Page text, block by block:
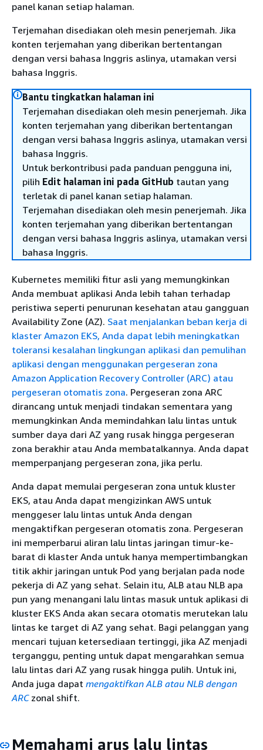
panel kanan setiap halaman.
Terjemahan disediakan oleh mesin penerjemah. Jika
konten terjemahan yang diberikan bertentangan
dengan versi bahasa Inggris aslinya, utamakan versi
bahasa Inggris.
Bantu tingkatkan halaman ini
Terjemahan disediakan oleh mesin penerjemah. Jika
konten terjemahan yang diberikan bertentangan
dengan versi bahasa Inggris aslinya, utamakan versi
bahasa Inggris.
Untuk berkontribusi pada panduan pengguna ini,
pilih Edit halaman ini pada GitHub tautan yang
terletak di panel kanan setiap halaman.
Terjemahan disediakan oleh mesin penerjemah. Jika
konten terjemahan yang diberikan bertentangan
dengan versi bahasa Inggris aslinya, utamakan versi
bahasa Inggris.
Kubernetes memiliki fitur asli yang memungkinkan
Anda membuat aplikasi Anda lebih tahan terhadap
peristiwa seperti penurunan kesehatan atau gangguan
Availability Zone (AZ). Saat menjalankan beban kerja di
klaster Amazon EKS, Anda dapat lebih meningkatkan
toleransi kesalahan lingkungan aplikasi dan pemulihan
aplikasi dengan menggunakan pergeseran zona
Amazon Application Recovery Controller (ARC) atau
pergeseran otomatis zona. Pergeseran zona ARC
dirancang untuk menjadi tindakan sementara yang
memungkinkan Anda memindahkan lalu lintas untuk
sumber daya dari AZ yang rusak hingga pergeseran
zona berakhir atau Anda membatalkannya. Anda dapat
memperpanjang pergeseran zona, jika perlu.
Anda dapat memulai pergeseran zona untuk kluster
EKS, atau Anda dapat mengizinkan AWS untuk
menggeser lalu lintas untuk Anda dengan
mengaktifkan pergeseran otomatis zona. Pergeseran
ini memperbarui aliran lalu lintas jaringan timur-ke-
barat di klaster Anda untuk hanya mempertimbangkan
titik akhir jaringan untuk Pod yang berjalan pada node
pekerja di AZ yang sehat. Selain itu, ALB atau NLB apa
pun yang menangani lalu lintas masuk untuk aplikasi di
kluster EKS Anda akan secara otomatis merutekan lalu
lintas ke target di AZ yang sehat. Bagi pelanggan yang
mencari tujuan ketersediaan tertinggi, jika AZ menjadi
terganggu, penting untuk dapat mengarahkan semua
lalu lintas dari AZ yang rusak hingga pulih. Untuk ini,
Anda juga dapat mengaktifkan ALB atau NLB dengan
ARCzonal shift.
Memahami arus lalu lintas